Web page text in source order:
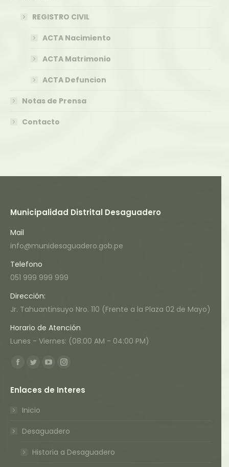
REGISTRO CIVIL
ACTA Nacimiento
ACTA Matrimonio
ACTA Defuncion
Notas de Prensa
Contacto
Municipalidad Distrital Desaguadero
Mail
info@munidesaguadero.gob.pe
Telefono
051 999 999 999
Dirección:
Jr. Tahuantinsuyo Nro. 110 (Frente a la Plaza 02 de Mayo)
Horario de Atención
Lunes - Viernes: (08:00 AM - 04:00 PM)
Encuéntranos en:
Facebook
opens
in
window
Twitter
opens
in
window
YouTube
opens
window
Instagram
opens
window
Enlaces de Interes
Inicio
Desaguadero
Historia a Desaguadero